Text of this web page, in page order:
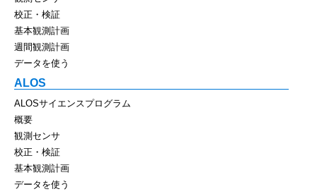
校正・検証
基本観測計画
週間観測計画
データを使う
ALOS
ALOSサイエンスプログラム
概要
観測センサ
校正・検証
基本観測計画
データを使う